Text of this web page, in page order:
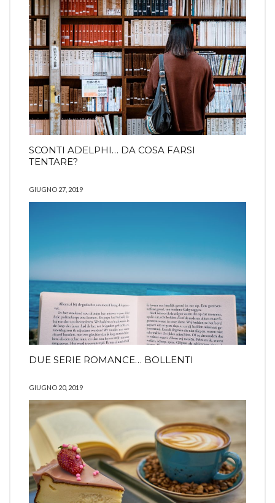
SCONTI ADELPHI… DA COSA FARSI
TENTARE?
GIUGNO 27, 2019
DUE SERIE ROMANCE… BOLLENTI
GIUGNO 20, 2019